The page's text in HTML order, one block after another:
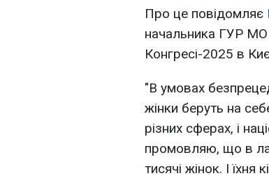
Про це повідомляє
начальника ГУР МО
Конгресі-2025 в
"В умовах
жінки беруть на
різних сферах, і
промовляю, що в
тисячі жінок. І їхня